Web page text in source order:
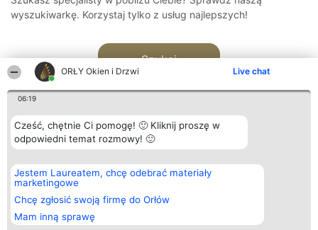
ORŁY Okien i Drzwi Live chat
06:19
Cześć, chętnie Ci pomogę! 🙂 Kliknij proszę w
odpowiedni temat rozmowy! 🙂
Jestem Laureatem, chcę odebrać materiały
marketingowe
Chcę zgłosić swoją firmę do Orłów
Mam inną sprawę
wyszukiwarkę. Korzystaj tylko z usług najlepszych!
Szukaj
Organizator plebiscytu
Bright Side Solutions sp. z o.
o. sp. k.
ul. Ruska 22
Wrocław 50-079
KRS 0000749100 | Regon
381313360 | NIP 8943132676
Plebiscyt
Laureaci
wszystkich
Laureatów
Regulamin
Kontakt
Kontakt